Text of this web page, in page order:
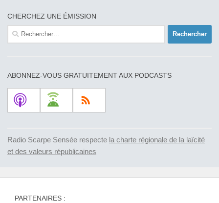
CHERCHEZ UNE ÉMISSION
Rechercher :
ABONNEZ-VOUS GRATUITEMENT AUX PODCASTS
Radio Scarpe Sensée respecte la charte régionale de la laïcité
et des valeurs républicaines
PARTENAIRES :